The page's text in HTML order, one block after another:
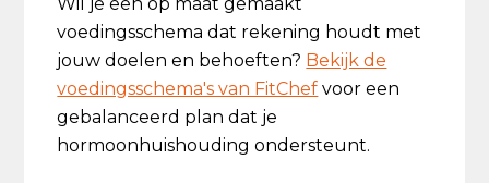
voedingsschema dat rekening houdt met
jouw doelen en behoeften? Bekijk de
voedingsschema's van FitChef voor een
gebalanceerd plan dat je
hormoonhuishouding ondersteunt.